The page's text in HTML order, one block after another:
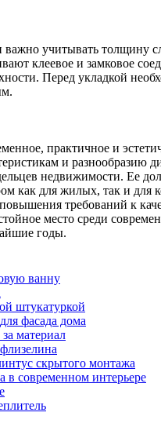
учитывать толщину
клеевое и замковое
Перед укладкой
практичное и
и разнообразию
недвижимости. Ее
как для жилых, так и для
требований к
место среди
годы.
ванну
штукатуркой
фасада дома
материал
скрытого монтажа
в современном интерьере